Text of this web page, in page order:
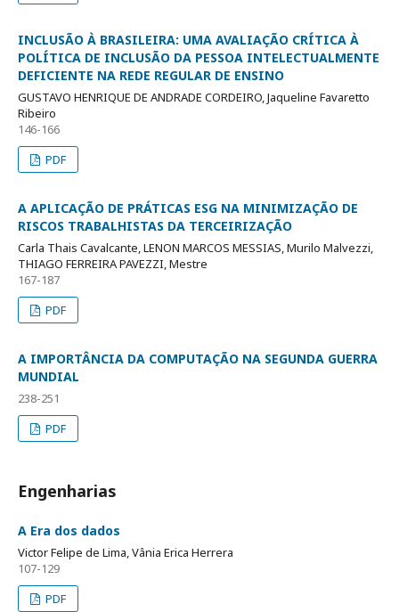
INCLUSÃO À BRASILEIRA: UMA AVALIAÇÃO CRÍTICA À
POLÍTICA DE INCLUSÃO DA PESSOA INTELECTUALMENTE
DEFICIENTE NA REDE REGULAR DE ENSINO
GUSTAVO HENRIQUE DE ANDRADE CORDEIRO, Jaqueline Favaretto
Ribeiro
146-166
PDF
A APLICAÇÃO DE PRÁTICAS ESG NA MINIMIZAÇÃO DE
RISCOS TRABALHISTAS DA TERCEIRIZAÇÃO
Carla Thais Cavalcante, LENON MARCOS MESSIAS, Murilo Malvezzi,
THIAGO FERREIRA PAVEZZI, Mestre
167-187
PDF
A IMPORTÂNCIA DA COMPUTAÇÃO NA SEGUNDA GUERRA
MUNDIAL
238-251
PDF
Engenharias
A Era dos dados
Victor Felipe de Lima, Vânia Erica Herrera
107-129
PDF